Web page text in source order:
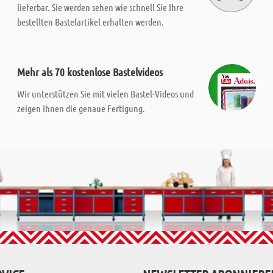
lieferbar. Sie werden sehen wie schnell Sie Ihre
bestellten Bastelartikel erhalten werden.
Mehr als 70 kostenlose Bastelvideos
Wir unterstützen Sie mit vielen Bastel-Videos und
zeigen Ihnen die genaue Fertigung.